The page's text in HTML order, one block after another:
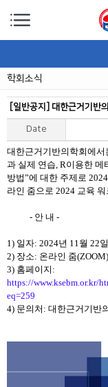
학회소식
[일반공지] 대한근거기
Date
대한근거기반의학회에서
과 실제 연습, R이용한
방법”에 대한 주제로
라인 줌으로 2024 교육
- 안 내 -
1) 일자: 2024년 11월 22
2) 장소: 온라인 줌(ZOOM)
3) 홈페이지:
https://www.ksebm.or.kr/
eq=259
4) 문의처: 대한근거기반